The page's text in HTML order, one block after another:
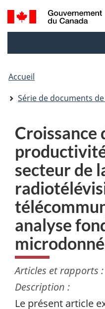
Recherche
et
Accueil
Série de documents de
Croissance
secteur de
analyse
Articles et rapports :
Description :
Le présent article